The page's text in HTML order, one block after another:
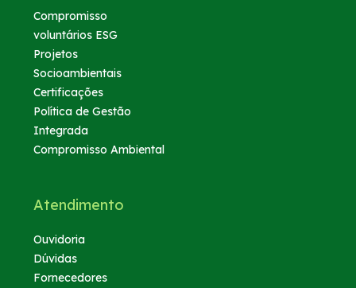
Compromisso
voluntários ESG
Projetos
Socioambientais
Certificações
Política de Gestão
Integrada
Compromisso Ambiental
Atendimento
Ouvidoria
Dúvidas
Fornecedores